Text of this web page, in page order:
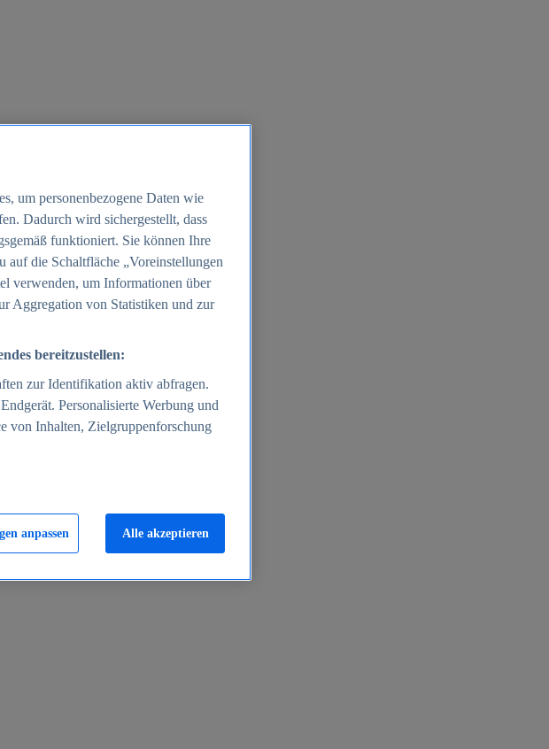
um personenbezogene Daten wie
Dadurch wird sichergestellt, dass
funktioniert. Sie können Ihre
auf die Schaltfläche „Voreinstellungen
verwenden, um Informationen über
Aggregation von Statistiken und zur
bereitzustellen:
zur Identifikation aktiv abfragen.
Personalisierte Werbung und
von Inhalten, Zielgruppenforschung
anpassen Alle akzeptieren